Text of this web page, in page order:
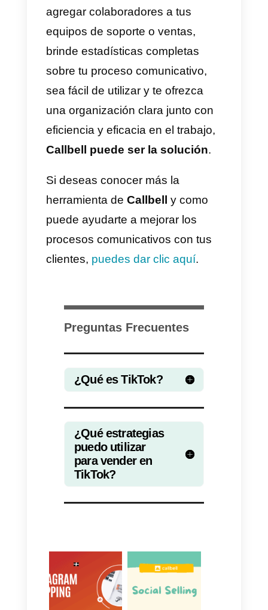
influyentes; es precisamente por
esto que recomendamos hacer
alianzas con ellos. Esto beneficia
en gran medida a tu cuenta, ya
que te brinda más seguidores y
eliges bien al influencer. Puede
rápidamente. Estas personas
las mejores para realizar
campañas de marketing de tu
empresa en TikTok.
Herramienta para
potencializar tu estrategia
Como mencionamos en el inicio
de este artículo. Existe una